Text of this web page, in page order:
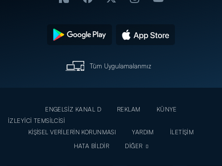
Tüm Uygulamalarımız
ENGELSİZ KANAL D REKLAM
KÜNYE
İZLEYİCİ TEMSİLCİSİ
KİŞİSEL VERİLERİN KORUNMASI
YARDIM
İLETİŞİM
HATA BİLDİR
DİĞER